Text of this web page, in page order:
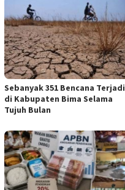
Sebanyak 351 Bencana Terjadi
di Kabupaten Bima Selama
Tujuh Bulan